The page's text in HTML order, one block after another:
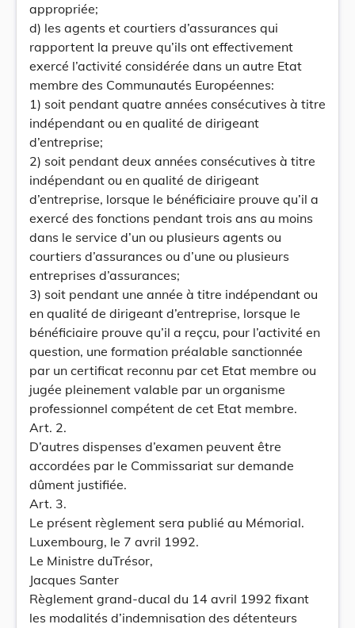
appropriée;
d) les agents et courtiers d’assurances qui
rapportent la preuve qu’ils ont effectivement
exercé l’activité considérée dans un autre Etat
membre des Communautés Européennes:
1) soit pendant quatre années consécutives à titre
indépendant ou en qualité de dirigeant
d’entreprise;
2) soit pendant deux années consécutives à titre
indépendant ou en qualité de dirigeant
d’entreprise, lorsque le bénéficiaire prouve qu’il a
exercé des fonctions pendant trois ans au moins
dans le service d’un ou plusieurs agents ou
courtiers d’assurances ou d’une ou plusieurs
entreprises d’assurances;
3) soit pendant une année à titre indépendant ou
en qualité de dirigeant d’entreprise, lorsque le
bénéficiaire prouve qu’il a reçcu, pour l’activité en
question, une formation préalable sanctionnée
par un certificat reconnu par cet Etat membre ou
jugée pleinement valable par un organisme
professionnel compétent de cet Etat membre.
Art. 2.
D’autres dispenses d’examen peuvent être
accordées par le Commissariat sur demande
dûment justifiée.
Art. 3.
Le présent règlement sera publié au Mémorial.
Luxembourg, le 7 avril 1992.
Le Ministre duTrésor,
Jacques Santer
Règlement grand-ducal du 14 avril 1992 fixant
les modalités d’indemnisation des détenteurs